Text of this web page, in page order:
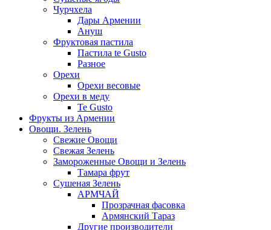
Чурчхела
Дары Армении
Ануш
Фруктовая пастила
Пастила te Gusto
Разное
Орехи
Орехи весовые
Орехи в меду
Te Gusto
Фрукты из Армении
Овощи. Зелень
Свежие Овощи
Свежая Зелень
Замороженные Овощи и Зелень
Тамара фрут
Сушеная Зелень
АРМЧАЙ
Прозрачная фасовка
Армянский Тараз
Другие производители